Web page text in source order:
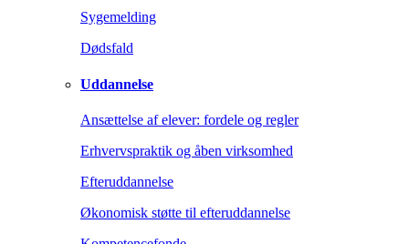
Sygemelding
Dødsfald
Uddannelse
Ansættelse af elever: fordele og regler
Erhvervspraktik og åben virksomhed
Efteruddannelse
Økonomisk støtte til efteruddannelse